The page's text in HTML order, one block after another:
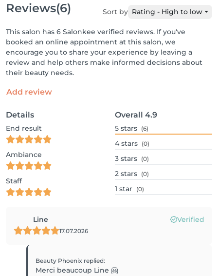
Reviews(6) Sort by Rating - High to low
This salon has 6 Salonkee verified reviews. If you've
booked an online appointment at this salon, we
encourage you to share your experience by leaving a
review and help others make informed decisions about
their beauty needs.
Add review
Details
End result
Ambiance
Staff
Overall 4.9
5 stars (6)
4 stars (0)
3 stars (0)
2 stars (0)
1 star (0)
Line Verified
17.07.2026
Beauty Phoenix replied:
Merci beaucoup Line 🤗